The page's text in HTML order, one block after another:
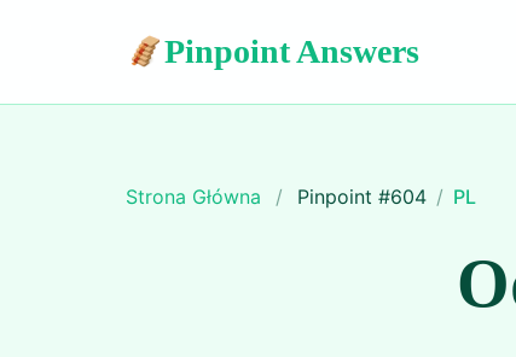
Pinpoint Answers
Strona Główna / Pinpoint #604 / PL